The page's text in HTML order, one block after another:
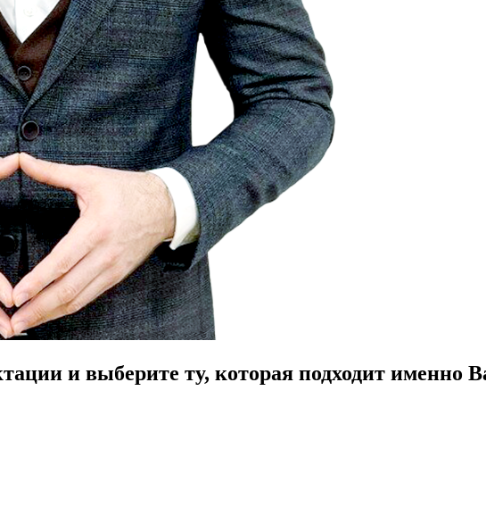
и выберите ту, которая подходит именно